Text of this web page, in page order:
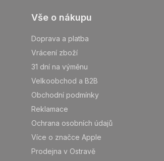
Vše o nákupu
Doprava a platba
Vrácení zboží
31 dní na výměnu
Velkoobchod a B2B
Obchodní podmínky
Reklamace
Ochrana osobních údajů
Více o značce Apple
Prodejna v Ostravě